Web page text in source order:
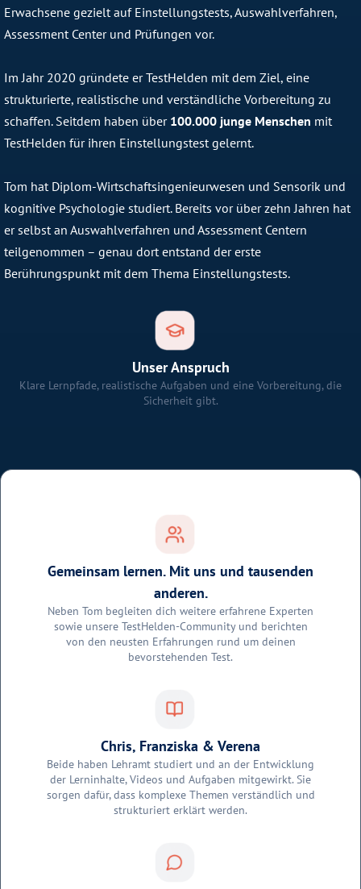
Erwachsene gezielt auf Einstellungstests, Auswahlverfahren,
Assessment Center und Prüfungen vor.
Im Jahr 2020 gründete er TestHelden mit dem Ziel, eine
strukturierte, realistische und verständliche Vorbereitung zu
schaffen. Seitdem haben über 100.000 junge Menschen mit
TestHelden für ihren Einstellungstest gelernt.
Tom hat Diplom-Wirtschaftsingenieurwesen und Sensorik und
kognitive Psychologie studiert. Bereits vor über zehn Jahren hat
er selbst an Auswahlverfahren und Assessment Centern
teilgenommen – genau dort entstand der erste
Berührungspunkt mit dem Thema Einstellungstests.
Unser Anspruch
Klare Lernpfade, realistische Aufgaben und eine Vorbereitung, die
Sicherheit gibt.
Gemeinsam lernen. Mit uns und tausenden
anderen.
Neben Tom begleiten dich weitere erfahrene Experten
sowie unsere TestHelden-Community und berichten
von den neusten Erfahrungen rund um deinen
bevorstehenden Test.
Chris, Franziska & Verena
Beide haben Lehramt studiert und an der Entwicklung
der Lerninhalte, Videos und Aufgaben mitgewirkt. Sie
sorgen dafür, dass komplexe Themen verständlich und
strukturiert erklärt werden.